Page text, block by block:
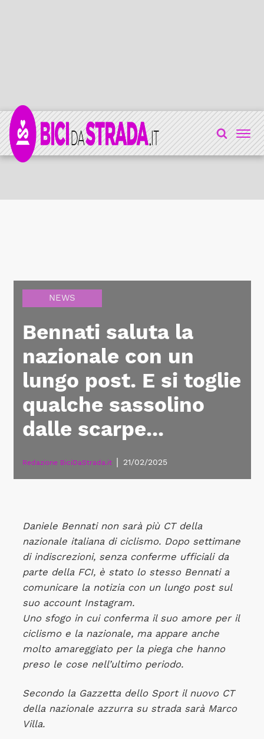
NEWS
Bennati saluta la
nazionale con un
lungo post. E si toglie
qualche sassolino
dalle scarpe...
Redazione BiciDaStrada.it 21/02/2025
Daniele Bennati non sarà più CT della
nazionale italiana di ciclismo. Dopo settimane
di indiscrezioni, senza conferme ufficiali da
parte della FCI, è stato lo stesso Bennati a
comunicare la notizia con un lungo post sul
suo account Instagram.
Uno sfogo in cui conferma il suo amore per il
ciclismo e la nazionale, ma appare anche
molto amareggiato per la piega che hanno
preso le cose nell’ultimo periodo.
Secondo la Gazzetta dello Sport il nuovo CT
della nazionale azzurra su strada sarà Marco
Villa.